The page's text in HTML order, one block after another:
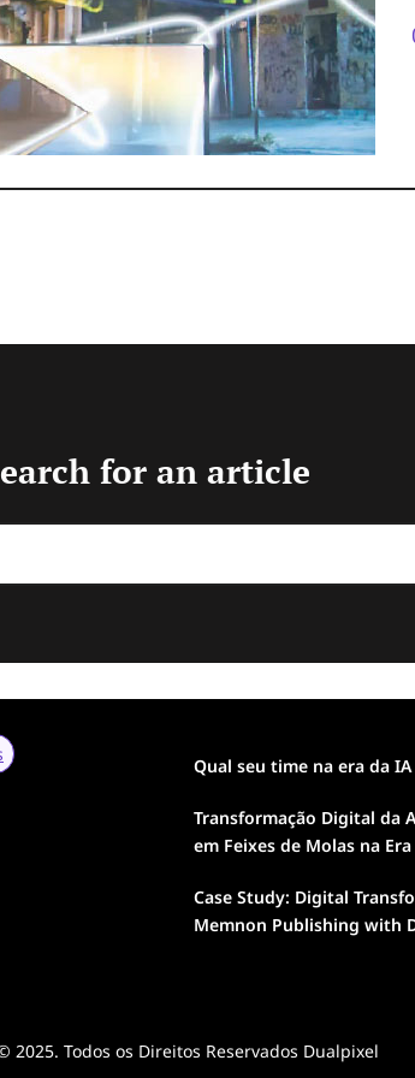
Adobe MAX
for an article
Qual seu time na era da
Transformação Digital da
em Feixes de Molas na
Case Study: Digital
Memnon Publishing with
2025. Todos os Direitos Reservados Dualpixel